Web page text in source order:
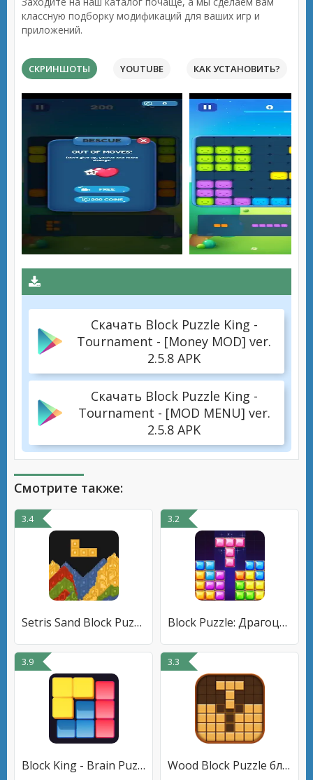
классную подборку модификаций для ваших игр и
приложений.
СКРИНШОТЫ YOUTUBE КАК УСТАНОВИТЬ?
Скачать Block Puzzle King -
Tournament - [Money MOD] ver.
2.5.8 APK
Скачать Block Puzzle King -
Tournament - [MOD MENU] ver.
2.5.8 APK
Смотрите также:
3.4
Setris Sand Block Puzzle
3.2
Block Puzzle: Драгоценный блок
3.9
Block King - Brain Puzzle Game
3.3
Wood Block Puzzle блочная игра